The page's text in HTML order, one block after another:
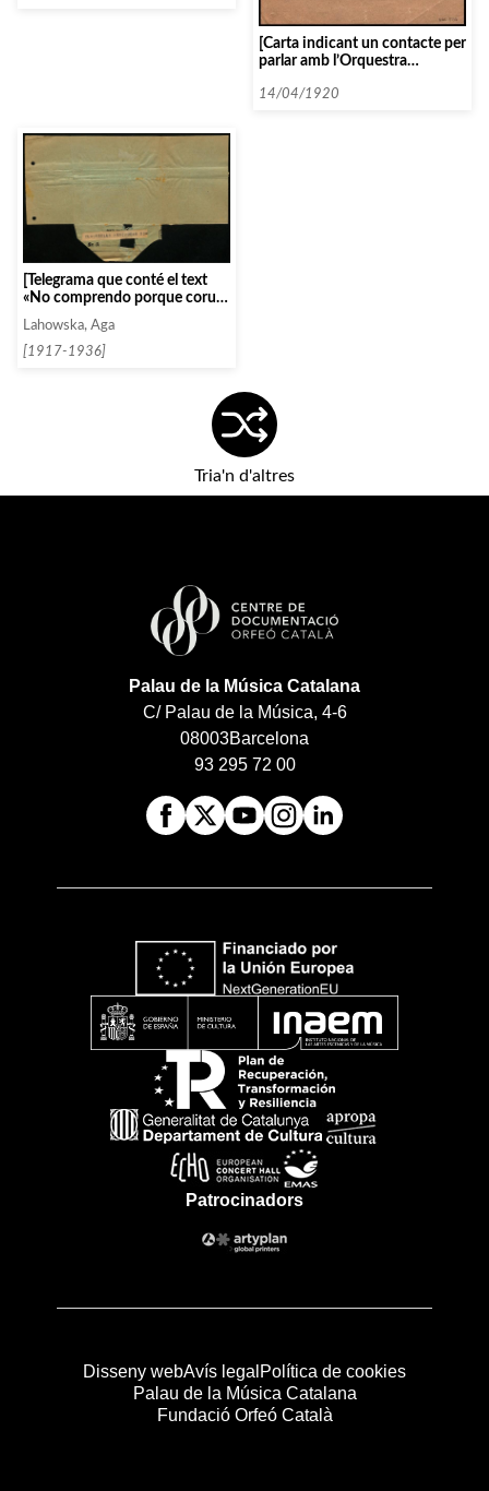
[Carta indicant un contacte per
parlar amb l’Orquestra
14/04/1920
[Telegrama que conté el text
«No comprendo porque coruá
no quiere aceptar 750 para mi
concierto diciendo que
barcelona ha pagadno menos»]
Lahowska, Aga
[1917-1936]
Tria'n d'altres
Palau de la Música Catalana
C/ Palau de la Música, 4-6
08003Barcelona
93 295 72 00
Patrocinadors
Disseny webAvís legal Política de cookies
Palau de la Música Catalana
Fundació Orfeó Català